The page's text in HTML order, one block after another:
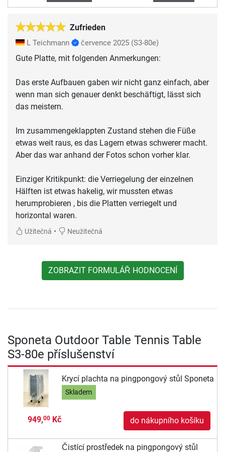
Zufrieden
L Teichmann července 2025 (S3-80e)
Gute Platte, mit folgenden Anmerkungen:
Das erste Aufbauen gaben wir nicht ganz einfach, aber
wenn man sich genauer denkt beschäftigt, lässt sich
das meistern.
Im zusammengeklappten Zustand stehen die Füße
etwas weit raus, es das Lagern etwas schwerer macht.
Aber das war anhand der Fotos schon vorher klar.
Einziger Kritikpunkt: die Verriegelung der einzelnen
Hälften ist etwas hakelig, wir mussten etwas
herumprobieren , bis die Platten verriegelt und
horizontal waren.
Užitečná • Neužitečná
ZOBRAZIT FORMULÁŘ HODNOCENÍ
Sponeta Outdoor Table Tennis Table
S3-80e příslušenství
Krycí plachta na pingpongový stůl Sponeta
Skladem
949,00Kč do nákupního košíku
Čistící prostředek na pingpongový stůl